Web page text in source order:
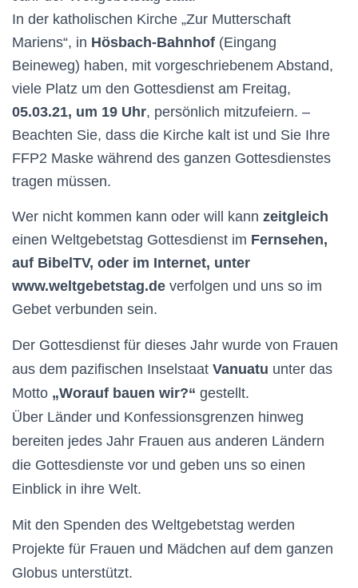
In der katholischen Kirche „Zur Mutterschaft
Mariens“, in Hösbach-Bahnhof (Eingang
Beineweg) haben, mit vorgeschriebenem Abstand,
viele Platz um den Gottesdienst am Freitag,
05.03.21, um 19 Uhr, persönlich mitzufeiern. –
Beachten Sie, dass die Kirche kalt ist und Sie Ihre
FFP2 Maske während des ganzen Gottesdienstes
tragen müssen.
Wer nicht kommen kann oder will kann zeitgleich
einen Weltgebetstag Gottesdienst im Fernsehen,
auf BibelTV, oder im Internet, unter
www.weltgebetstag.de verfolgen und uns so im
Gebet verbunden sein.
Der Gottesdienst für dieses Jahr wurde von Frauen
aus dem pazifischen Inselstaat Vanuatu unter das
Motto „Worauf bauen wir?“ gestellt.
Über Länder und Konfessionsgrenzen hinweg
bereiten jedes Jahr Frauen aus anderen Ländern
die Gottesdienste vor und geben uns so einen
Einblick in ihre Welt.
Mit den Spenden des Weltgebetstag werden
Projekte für Frauen und Mädchen auf dem ganzen
Globus unterstützt.